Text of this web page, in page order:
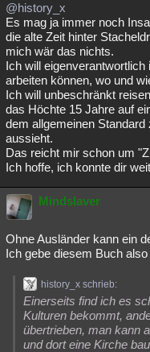
@history_x
Es mag ja immer noch
die alte Zeit hinter
mich wär das nichts.
Ich will
arbeiten können, wo und
Ich will unbeschränkt
das Höchte 15 Jahre auf
dem allgemeinen
aussieht.
Das reicht mir schon um
Ich hoffe, ich konnte dir
Mindslaver
Ohne Ausländer kann ein
Ich gebe diesem Buch
history_x schrieb:
Einerseits find ich es
Kulturen bekommt,
übertrieben, man kann
und dort eine Kirche